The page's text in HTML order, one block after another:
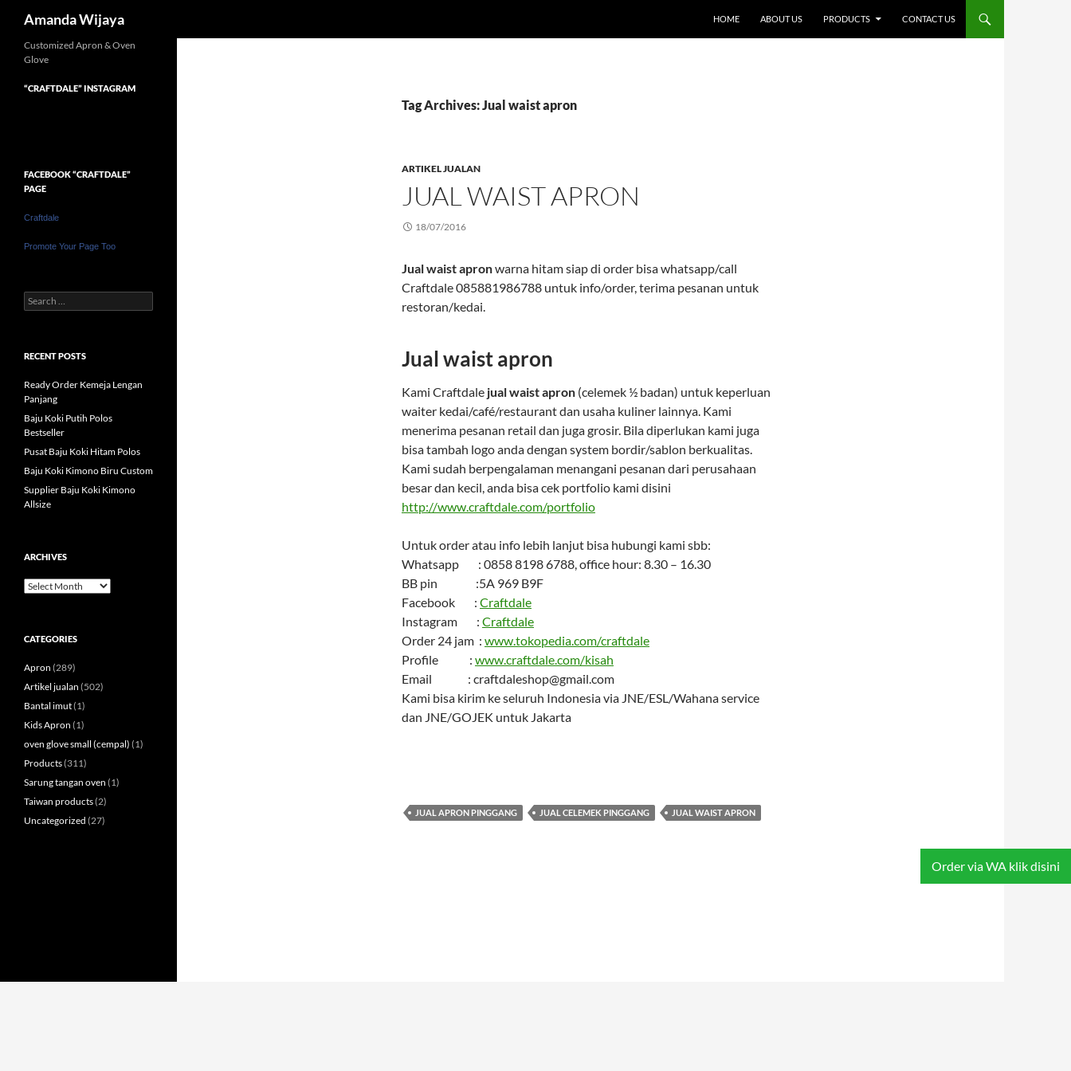
Amanda Wijaya
HOME
ABOUT US PRODUCTS CONTACT US
Tag Archives: Jual waist apron
ARTIKEL JUALAN
JUAL WAIST APRON
18/07/2016
Jual waist apronwarna hitam siap di order bisa whatsapp/call
Craftdale 085881986788 untuk info/order, terima pesanan untuk
restoran/kedai.
Jual waist apron
Kami Craftdale jual waist apron (celemek ½ badan) untuk keperluan
waiter kedai/café/restaurant dan usaha kuliner lainnya. Kami
menerima pesanan retail dan juga grosir. Bila diperlukan kami juga
bisa tambah logo anda dengan system bordir/sablon berkualitas.
Kami sudah berpengalaman menangani pesanan dari perusahaan
besar dan kecil, anda bisa cek portfolio kami disini
http://www.craftdale.com/portfolio
Untuk order atau info lebih lanjut bisa hubungi kami sbb:
Whatsapp : 0858 8198 6788, office hour: 8.30 – 16.30
BB pin :5A 969 B9F
Facebook : Craftdale
Instagram : Craftdale
Order 24 jam : www.tokopedia.com/craftdale
Profile : www.craftdale.com/kisah
Email : craftdaleshop@gmail.com
Kami bisa kirim ke seluruh Indonesia via JNE/ESL/Wahana service
dan JNE/GOJEK untuk Jakarta
JUAL APRON PINGGANG JUAL CELEMEK PINGGANG JUAL WAIST APRON
Customized Apron & Oven
Glove
“CRAFTDALE” INSTAGRAM
FACEBOOK “CRAFTDALE”
PAGE
Craftdale
Promote Your Page Too
Search
for:
RECENT POSTS
Ready Order Kemeja Lengan
Panjang
Baju Koki Putih Polos
Bestseller
Pusat Baju Koki Hitam Polos
Baju Koki Kimono Biru Custom
Supplier Baju Koki Kimono
Allsize
ARCHIVES
Archives
CATEGORIES
Apron (289)
Artikel jualan (502)
Bantal imut(1)
Kids Apron (1)
oven glove small (cempal) (1)
Products(311)
Sarung tangan oven (1)
Taiwan products(2)
Uncategorized (27)
Order via WA klik disini